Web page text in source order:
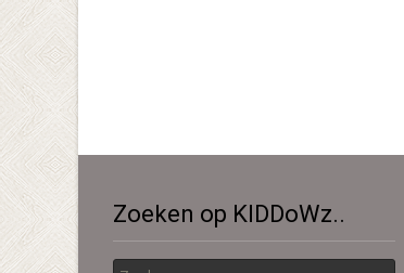
Zoeken op KIDDoWz..
Zoek